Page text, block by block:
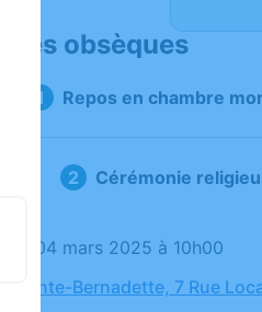
des obsèques
Repos en chambre
Cérémonie
04 mars 2025 à 10h00
Sainte-Bernadette, 7 Rue